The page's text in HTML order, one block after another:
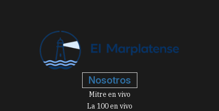
Nosotros
Mitre en vivo
La 100 en vivo